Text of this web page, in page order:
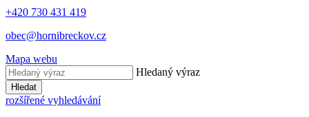
+420 730 431 419
obec@hornibreckov.cz
Mapa webu
Hledaný výraz
Hledat
rozšířené vyhledávání